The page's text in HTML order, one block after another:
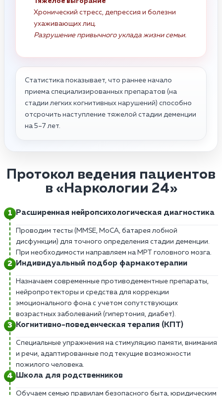
Хронический стресс, депрессия и болезни
ухаживающих лиц.
Разрушение привычного уклада жизни семьи.
Статистика показывает, что раннее начало
приема специализированных препаратов (на
стадии легких когнитивных нарушений) способно
отсрочить наступление тяжелой стадии деменции
на 5–7 лет.
Протокол ведения пациентов
в «Наркологии 24»
Расширенная нейропсихологическая диагностика
Проводим тесты (MMSE, MoCA, батарея лобной
дисфункции) для точного определения стадии деменции.
При необходимости направляем на МРТ головного мозга.
Индивидуальный подбор фармакотерапии
Назначаем современные противодементные препараты,
нейропротекторы и средства для коррекции
эмоционального фона с учетом сопутствующих
возрастных заболеваний (гипертония, диабет).
Когнитивно-поведенческая терапия (КПТ)
Специальные упражнения на стимуляцию памяти, внимания
и речи, адаптированные под текущие возможности
пожилого человека.
Школа для родственников
Обучаем семью правилам безопасного быта, юридическим